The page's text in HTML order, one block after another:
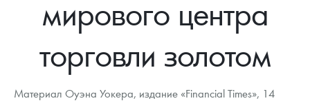
Монеты Царской России
Монеты стран мира после 1950г
Георгий Победоносец
Гарантии
Информация
Аналитика и события
Итоги 2025 года. Прогноз курсов золота, серебра, платины на
2026 год
Котировкимирового центра
торговли золотом
Материал Оуэна Уокера, издание «Financial Times», 14